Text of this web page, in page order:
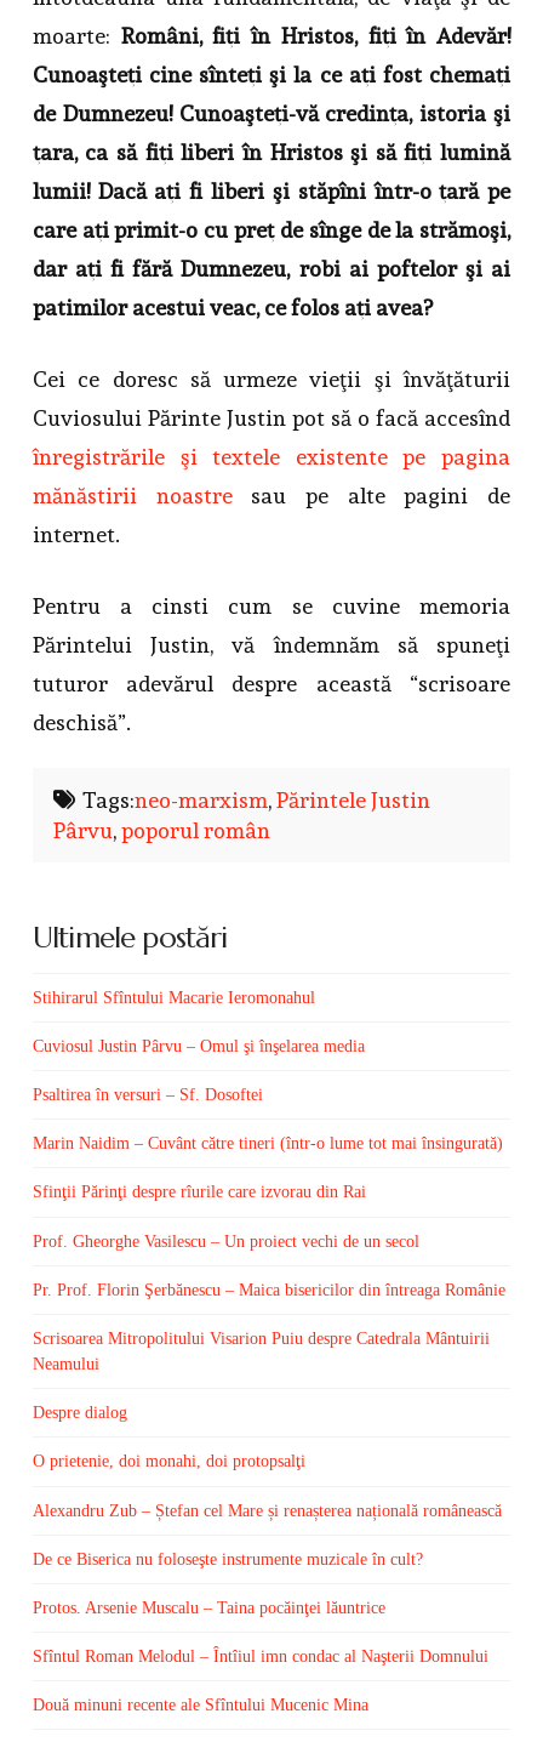
moarte: Români, fiţi în Hristos, fiţi în Adevăr!
Cunoaşteţi cine sînteţi şi la ce aţi fost chemaţi
de Dumnezeu! Cunoaşteţi-vă credinţa,istoria şi
ţara, ca să fiţi liberi în Hristos şi să fiţi lumină
lumii! Dacă aţi fi liberi şi stăpîni într-o ţară pe
care aţi primit-o cu preţ de sînge de la strămoşi,
dar aţi fi fără Dumnezeu, robi ai poftelor şi ai
patimilor acestui veac, ce folos aţi avea?
Cei ce doresc să urmeze vieţii şi învăţăturii
Cuviosului Părinte Justin pot să o facă accesînd
înregistrările şi textele existente pe pagina
mănăstirii noastresau pe alte pagini de
internet.
Pentru a cinsti cum se cuvine memoria
Părintelui Justin, vă îndemnăm să spuneţi
tuturor adevărul despre această “scrisoare
deschisă”.
Tags:neo-marxism,Părintele Justin
Pârvu,poporul român
Ultimele postări
Stihirarul Sfîntului Macarie Ieromonahul
Cuviosul Justin Pârvu – Omul şi înşelarea media
Psaltirea în versuri – Sf. Dosoftei
Marin Naidim – Cuvânt către tineri (într-o lume tot mai însingurată)
Sfinţii Părinţi despre rîurile care izvorau din Rai
Prof. Gheorghe Vasilescu – Un proiect vechi de un secol
Pr. Prof. Florin Şerbănescu – Maica bisericilor din întreaga Românie
Scrisoarea Mitropolitului Visarion Puiu despre Catedrala Mântuirii
Neamului
Despre dialog
O prietenie, doi monahi, doi protopsalţi
Alexandru Zub – Ștefan cel Mare și renașterea națională românească
De ce Biserica nu foloseşte instrumente muzicale în cult?
Protos. Arsenie Muscalu – Taina pocăinţei lăuntrice
Sfîntul Roman Melodul – Întîiul imn condac al Naşterii Domnului
Două minuni recente ale Sfîntului Mucenic Mina